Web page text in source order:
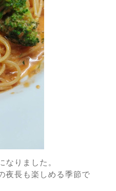
なりました。
夜長も楽しめる季節で